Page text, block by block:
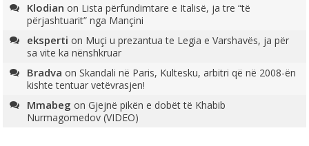
Klodian on Lista përfundimtare e Italisë, ja tre “të
përjashtuarit” nga Mançini
eksperti on Muçi u prezantua te Legia e Varshavës, ja për
sa vite ka nënshkruar
Bradva onSkandali në Paris, Kultesku, arbitri që në 2008-ën
kishte tentuar vetëvrasjen!
Mmabeg onGjejnë pikën e dobët të Khabib
Nurmagomedov (VIDEO)